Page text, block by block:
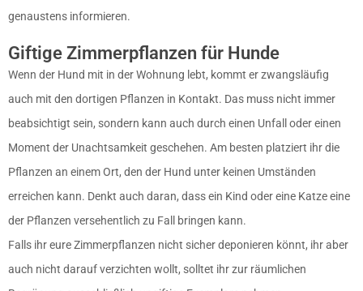
genaustens informieren.
Giftige Zimmerpflanzen für Hunde
Wenn der Hund mit in der Wohnung lebt, kommt er zwangsläufig
auch mit den dortigen Pflanzen in Kontakt. Das muss nicht immer
beabsichtigt sein, sondern kann auch durch einen Unfall oder einen
Moment der Unachtsamkeit geschehen. Am besten platziert ihr die
Pflanzen an einem Ort, den der Hund unter keinen Umständen
erreichen kann. Denkt auch daran, dass ein Kind oder eine Katze eine
der Pflanzen versehentlich zu Fall bringen kann.
Falls ihr eure Zimmerpflanzen nicht sicher deponieren könnt, ihr aber
auch nicht darauf verzichten wollt, solltet ihr zur räumlichen